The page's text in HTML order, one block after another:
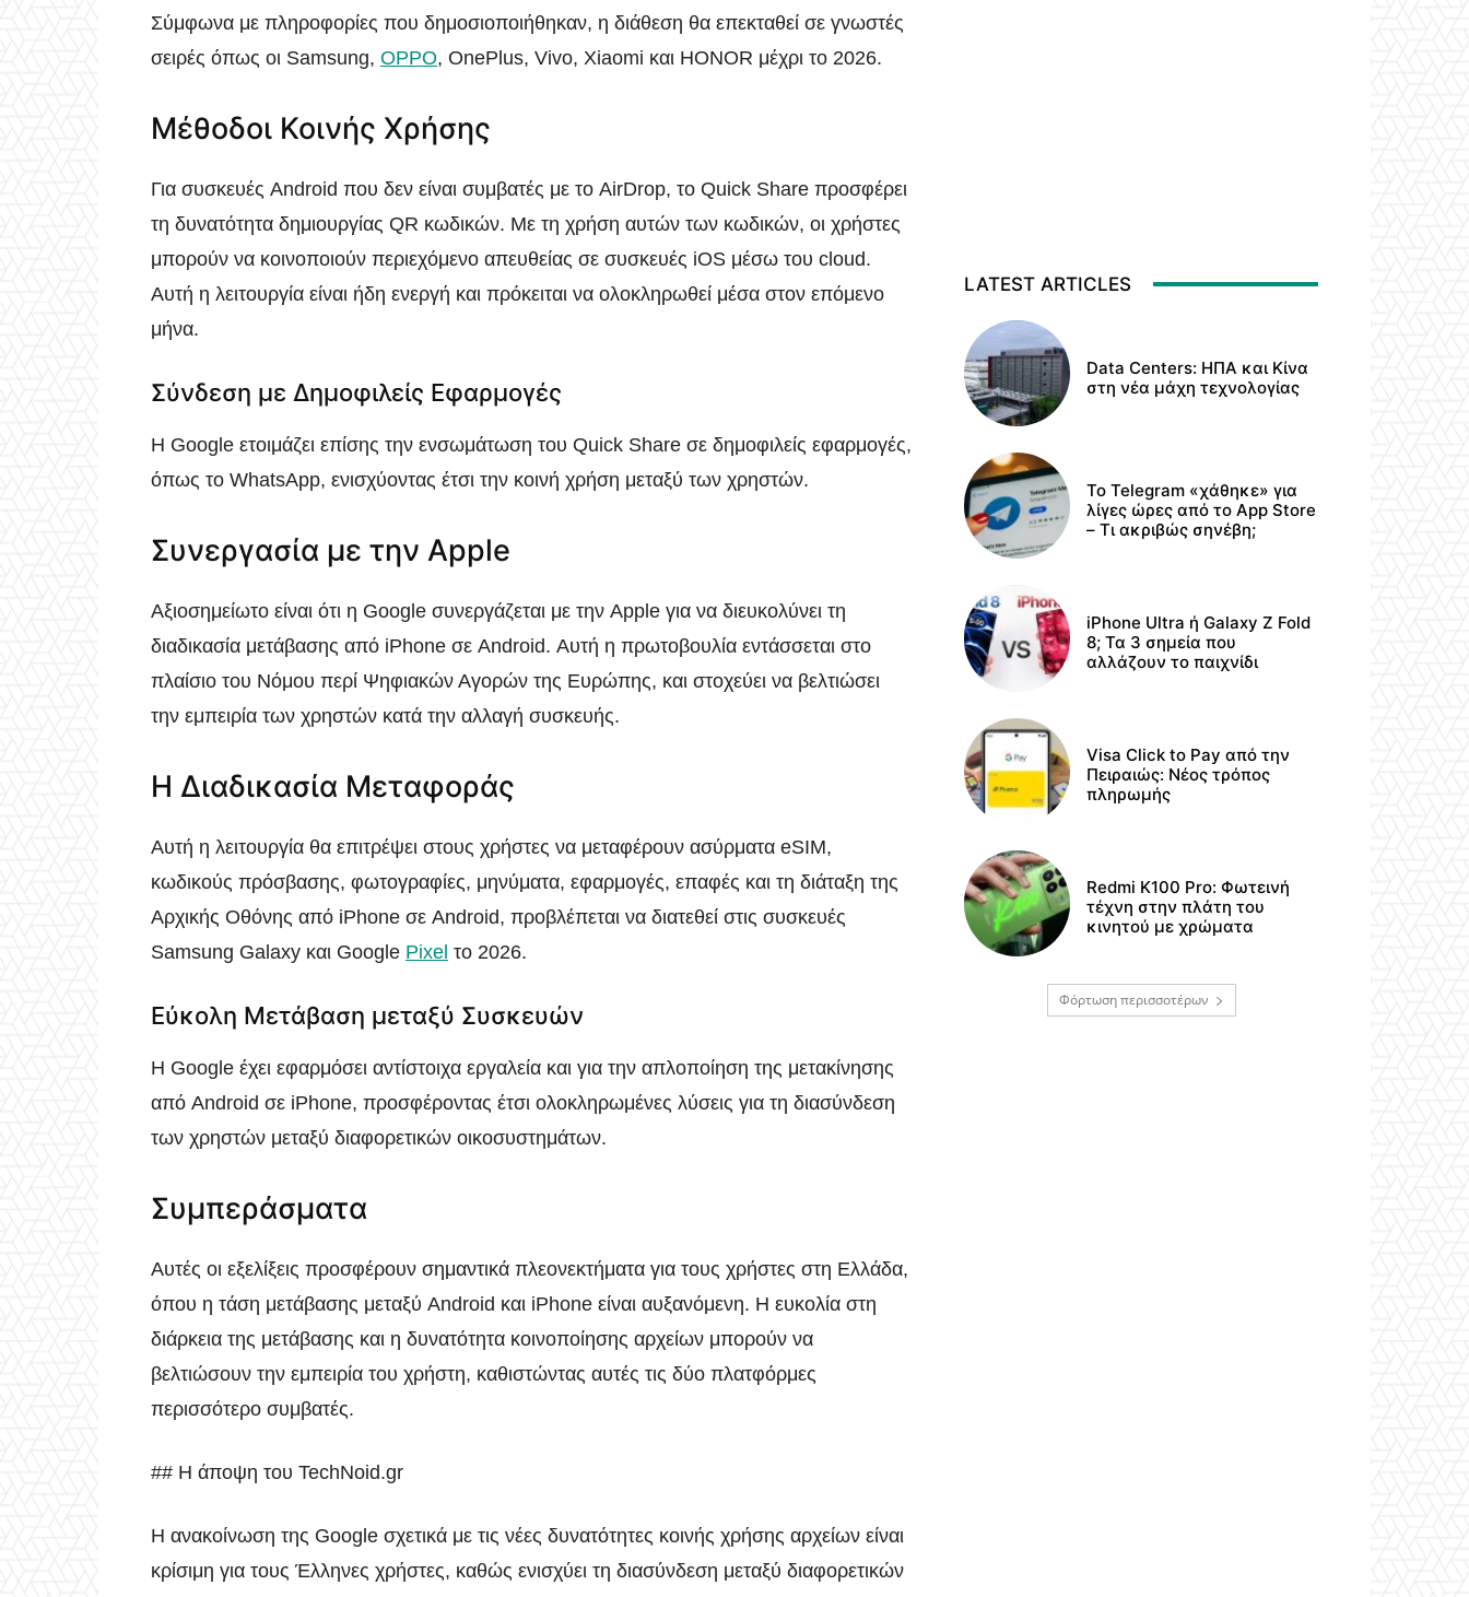
Σύμφωνα με πληροφορίες που δημοσιοποιήθηκαν, η διάθεση θα επεκταθεί σε γνωστές
σειρές όπως οι Samsung, OPPO, OnePlus, Vivo, Xiaomi και HONOR μέχρι το 2026.
Μέθοδοι Κοινής Χρήσης
Για συσκευές Android που δεν είναι συμβατές με το AirDrop, το Quick Share προσφέρει
τη δυνατότητα δημιουργίας QR κωδικών. Με τη χρήση αυτών των κωδικών, οι χρήστες
μπορούν να κοινοποιούν περιεχόμενο απευθείας σε συσκευές iOS μέσω του cloud.
Αυτή η λειτουργία είναι ήδη ενεργή και πρόκειται να ολοκληρωθεί μέσα στον επόμενο
μήνα.
Σύνδεση με Δημοφιλείς Εφαρμογές
Η Google ετοιμάζει επίσης την ενσωμάτωση του Quick Share σε δημοφιλείς εφαρμογές,
όπως το WhatsApp, ενισχύοντας έτσι την κοινή χρήση μεταξύ των χρηστών.
Συνεργασία με την Apple
Αξιοσημείωτο είναι ότι η Google συνεργάζεται με την Apple για να διευκολύνει τη
διαδικασία μετάβασης από iPhone σε Android. Αυτή η πρωτοβουλία εντάσσεται στο
πλαίσιο του Νόμου περί Ψηφιακών Αγορών της Ευρώπης, και στοχεύει να βελτιώσει
την εμπειρία των χρηστών κατά την αλλαγή συσκευής.
Η Διαδικασία Μεταφοράς
Αυτή η λειτουργία θα επιτρέψει στους χρήστες να μεταφέρουν ασύρματα eSIM,
κωδικούς πρόσβασης, φωτογραφίες, μηνύματα, εφαρμογές, επαφές και τη διάταξη της
Αρχικής Οθόνης από iPhone σε Android, προβλέπεται να διατεθεί στις συσκευές
Samsung Galaxy και Google Pixel το 2026.
Εύκολη Μετάβαση μεταξύ Συσκευών
Η Google έχει εφαρμόσει αντίστοιχα εργαλεία και για την απλοποίηση της μετακίνησης
από Android σε iPhone, προσφέροντας έτσι ολοκληρωμένες λύσεις για τη διασύνδεση
των χρηστών μεταξύ διαφορετικών οικοσυστημάτων.
Συμπεράσματα
Αυτές οι εξελίξεις προσφέρουν σημαντικά πλεονεκτήματα για τους χρήστες στη Ελλάδα,
όπου η τάση μετάβασης μεταξύ Android και iPhone είναι αυξανόμενη. Η ευκολία στη
διάρκεια της μετάβασης και η δυνατότητα κοινοποίησης αρχείων μπορούν να
βελτιώσουν την εμπειρία του χρήστη, καθιστώντας αυτές τις δύο πλατφόρμες
περισσότερο συμβατές.
## Η άποψη του TechNoid.gr
Η ανακοίνωση της Google σχετικά με τις νέες δυνατότητες κοινής χρήσης αρχείων είναι
κρίσιμη για τους Έλληνες χρήστες, καθώς ενισχύει τη διασύνδεση μεταξύ διαφορετικών
LATEST ARTICLES
Data Centers: ΗΠΑ και Κίνα
στη νέα μάχη τεχνολογίας
Το Telegram «χάθηκε» για
λίγες ώρες από το App Store
– Τι ακριβώς σηνέβη;
iPhone Ultra ή Galaxy Z Fold
8; Τα 3 σημεία που
αλλάζουν το παιχνίδι
Visa Click to Pay από την
Πειραιώς: Νέος τρόπος
πληρωμής
Redmi K100 Pro: Φωτεινή
τέχνη στην πλάτη του
κινητού με χρώματα
Φόρτωση περισσοτέρων